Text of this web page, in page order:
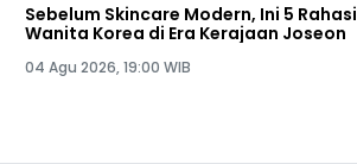
Sebelum Skincare Modern, Ini 5
Wanita Korea di Era Kerajaan Joseon
04 Agu 2026, 19:00 WIB